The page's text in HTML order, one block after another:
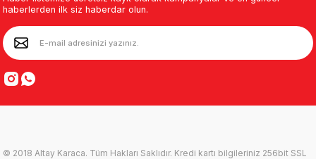
haberlerden ilk siz haberdar olun.
© 2018 Altay Karaca. Tüm Hakları Saklıdır. Kredi kartı bilgileriniz 256bit SSL